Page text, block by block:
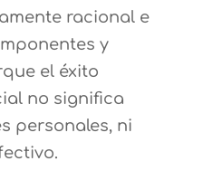
racional e
y
el éxito
no significa
personales, ni